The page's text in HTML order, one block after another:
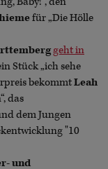
für „Die Hölle
geht in
Stück „ich sehe
bekommtLeah
das
dem Jungen
"10
und